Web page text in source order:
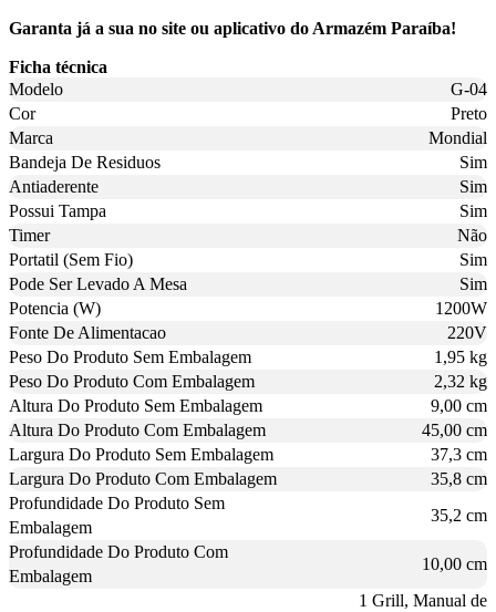
Garanta já a sua no site ou aplicativo do Armazém Paraíba!
Ficha técnica
Modelo
G-04
Cor
Preto
Marca
Mondial
Bandeja De Residuos
Sim
Antiaderente
Sim
Possui Tampa
Sim
Timer
Não
Portatil (Sem Fio)
Sim
Pode Ser Levado A Mesa
Sim
Potencia (W)
1200W
Fonte De Alimentacao
220V
Peso Do Produto Sem Embalagem
1,95 kg
Peso Do Produto Com Embalagem
2,32 kg
Altura Do Produto Sem Embalagem
9,00 cm
Altura Do Produto Com Embalagem
45,00 cm
Largura Do Produto Sem Embalagem
37,3 cm
Largura Do Produto Com Embalagem
35,8 cm
Profundidade Do Produto Sem
Embalagem
35,2 cm
Profundidade Do Produto Com
Embalagem
10,00 cm
1 Grill, Manual de